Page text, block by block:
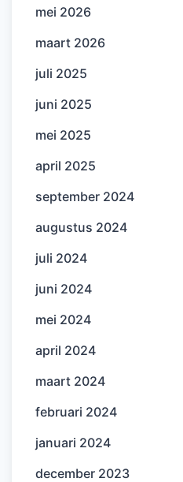
mei 2026
maart 2026
juli 2025
juni 2025
mei 2025
april 2025
september 2024
augustus 2024
juli 2024
juni 2024
mei 2024
april 2024
maart 2024
februari 2024
januari 2024
december 2023